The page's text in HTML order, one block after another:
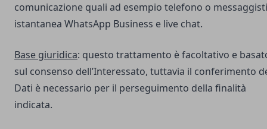
comunicazione quali ad esempio telefono o
istantanea WhatsApp Business e live chat.
Base giuridica: questo trattamento è facoltativo e
sul consenso dell’Interessato, tuttavia il conferimento
Dati è necessario per il perseguimento della finalità
indicata.